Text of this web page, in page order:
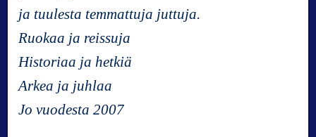
ja tuulesta temmattuja juttuja.
Ruokaa ja reissuja
Historiaa ja hetkiä
Arkea ja juhlaa
Jo vuodesta 2007